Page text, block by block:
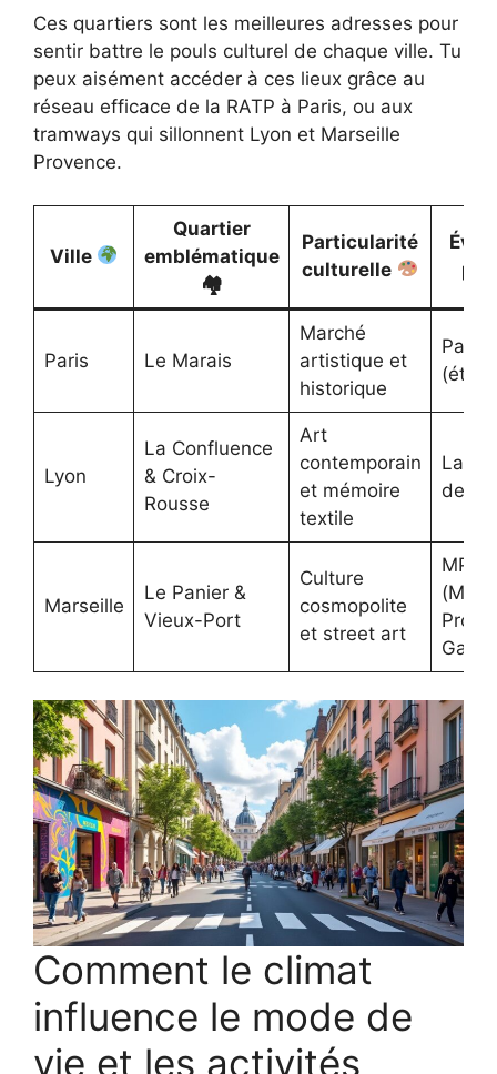
Ces quartiers sont les meilleures adresses pour
sentir battre le pouls culturel de chaque ville. Tu
peux aisément accéder à ces lieux grâce au
réseau efficace de la RATP à Paris, ou aux
tramways qui sillonnent Lyon et Marseille
Provence.
Ville
Quartier
emblématique
🏘
Particularité
culturelle
Paris Le Marais
Marché
artistique et
historique
Paris
(été)
Lyon
La Confluence
& Croix-
Rousse
Art
contemporain
et mémoire
textile
La
de
Marseille
Le Panier &
Vieux-Port
Culture
cosmopolite
et street art
MPG
Comment le climat
influence le mode de
vie et les activités